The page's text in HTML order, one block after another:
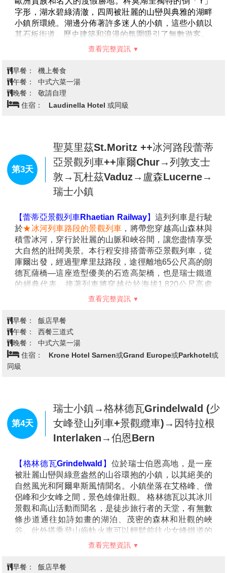
轉機點✈米蘭│米蘭→科莫湖區→提
拉諾Tirano ++伯連納列車普通艙++
【科莫湖Como】
一，也是義大利第三大湖。以其如詩如畫的自然景觀、
悠久的歷史和奢華的氛圍而聞名，科莫湖自古以來便是
小鎮所環繞。湖邊分佈著許多迷人的小鎮，這些小鎮以
其石板街道、歷史建築和浪漫的氛圍吸引了無數遊客。
【提拉諾Tirano】位於義大利北部倫巴第大區，是一座
充滿歷史和文化魅力的小鎮，也是著名的伯連納列車義
大利段的起點。小鎮坐落在阿爾卑斯山腳下的維爾泰利
納山谷，其迷人的自然景觀和悠久的歷史吸引了許多旅
【伯連納列車Bernina Express】列車穿越義大利與瑞
士之間的壯麗阿爾卑斯山脈，自南向北行駛，全程經過
196座橋樑與55條隧道，並攀升至海拔2,253公尺的冰川
地帶。旅程的最大亮點，非令人驚嘆的★360度大迴旋
莫屬，這座工程奇蹟為旅客帶來震撼的視覺體驗。
如因特殊原因（例如供應不足、營運調整或列車客滿），列車將改由
同路線之當地景觀列車代替，行程內容及抵達時間將盡量維持一致，
惟因替代交通工具而產生的行程微調，敬請理解。
的度假勝地之一，以其迷人的自然風光、陽光普照的氣
候及高端生活方式而聞名於世。聖莫里茲的海拔約
1,800公尺，四周環繞著壯麗的山巒和清澈的湖泊，擁
有獨特的高山景色。聖莫里茲的魅力不僅限於自然景
觀，它也是文化與奢華的象徵。小鎮內遍布高端精品
查看完整資訊
早餐：
機上餐食
中式六菜一湯
住宿： Laudinella Hotel 或同級
第3天
聖莫里茲St.Moritz ++冰河路段蕾蒂
亞景觀列車++庫爾Chur→列敦支士
敦→瓦杜茲Vaduz→盧森Lucerne→
【蕾蒂亞景觀列車Rhaetian Railway】
於★冰河列車路段的景觀列車
積雪冰河，穿行於壯麗的山脈和峽谷間，讓您盡情享受
大自然的壯闊美景。本行程安排搭蕾蒂亞景觀列車，從
的經典代表。接著列車將穿越位於海拔1,820公尺高處
的阿爾布拉隧道，這是阿爾卑斯山脈中最高的隧道之
一、沿途景色變化多端，令旅客驚嘆不已。
【庫爾Chur】是瑞士格勞賓登州的首府，也是瑞士最古
老的城市之一，擁有超過5,000年的歷史。這座城市位
於阿爾卑斯山脈之間，是連接瑞士東部與其他地區的重
要樞紐，同時也是進入格勞賓登州美麗山谷與滑雪勝地
的門戶。庫爾也以其藝術與美食聞名，當地的博物館、
畫廊和傳統餐廳為旅客提供多樣的文化與美食體驗。這
座城市將悠久的歷史、現代的活力和壯麗的自然景觀完
美結合，是瑞士東部的文化與交通中心。
【列敦支士敦Liechtenstein】
(下車參觀)是位於中歐的
一個袖珍內陸國，夾在瑞士與奧地利之間，是世界上少
數的公國。雖然國土面積僅160平方公里，但卻以富
精緻的生活環境與高人均收入，是歐洲最富裕的國家之
查看完整資訊
早餐：
飯店早餐
晚餐： 中式六菜一湯
住宿：
Krone Hotel Sarnen或Grand Europe或Parkhotel或
同級
瑞士小鎮→格林德瓦Grindelwald (少
女峰登山列車+景觀纜車)→因特拉根